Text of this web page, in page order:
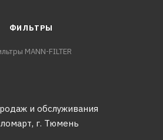
ФИЛЬТРЫ
MANN-FILTER
и обслуживания
г. Тюмень